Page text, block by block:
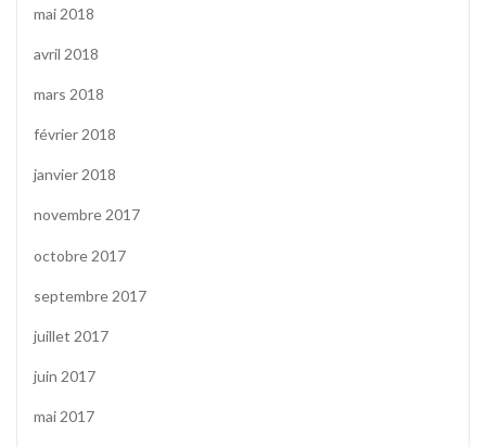
mai 2018
avril 2018
mars 2018
février 2018
janvier 2018
novembre 2017
octobre 2017
septembre 2017
juillet 2017
juin 2017
mai 2017